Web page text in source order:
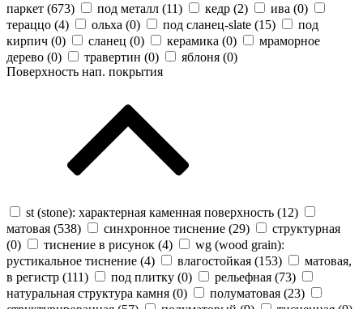
паркет (673) под металл (11) кедр (2) ива (0)
тераццо (4) ольха (0) под сланец-slate (15)
под
кирпич (0) сланец (0) керамика (0)
мраморное
дерево (0) травертин (0) яблоня (0)
Поверхность нап. покрытия
st (stone): характерная каменная поверхность (12)
матовая (538) синхронное тиснение (29)
структурная
(0) тиснение в рисунок (4)
wg (wood grain):
рустикальное тиснение (4) влагостойкая (153)
матовая,
в регистр (111) под плитку (0) рельефная (73)
натуральная структура камня (0) полуматовая (23)